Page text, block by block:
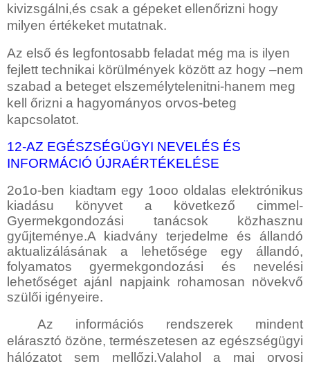
kivizsgálni,és csak a gépeket ellenőrizni hogy
milyen értékeket mutatnak.
Az első és legfontosabb feladat még ma is ilyen
fejlett technikai körülmények között az hogy –nem
szabad a beteget elszemélytelenitni-hanem meg
kell őrizni a hagyományos orvos-beteg
kapcsolatot.
12-AZ EGÉSZSÉGÜGYI NEVELÉS ÉS
INFORMÁCIÓ ÚJRAÉRTÉKELÉSE
2o1o-ben kiadtam egy 1ooo oldalas elektrónikus
kiadásu könyvet a következő cimmel-
Gyermekgondozási tanácsok közhasznu
gyűjteménye.A kiadvány terjedelme és állandó
aktualizálásának a lehetősége egy állandó,
folyamatos gyermekgondozási és nevelési
lehetőséget ajánl napjaink rohamosan növekvő
szülői igényeire.
Az információs rendszerek mindent
elárasztó özöne, természetesen az egészségügyi
hálózatot sem mellőzi.Valahol a
mai orvosi